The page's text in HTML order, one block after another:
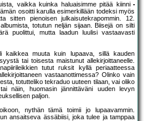
vaikka kuinka haluaisimme pitää kiinni
osoitti karulla esimerkillään todeksi myös
sitten pienoisen julkaisutekrapommin. 12.
totutun neljän sijaan. Biisejä on silti
puolittui, mutta laadun luulisi vastaavasti
kaikkea muuta kuin lupaava, sillä kauden
tai toisesta maistunut allekirjoittaneelle.
tutut ruksit kyllä periaatteessa
vastaanottimessa? Olinko vain
totutteliko tekraduo uuteen tilaan, vai oliko
näin, huomasin jännittäväni uuden levyn
paljon.
nythän tämä toimii jo lupaavammin.
ansaitseva ässäbiisi, joka tulee ja tamppaa